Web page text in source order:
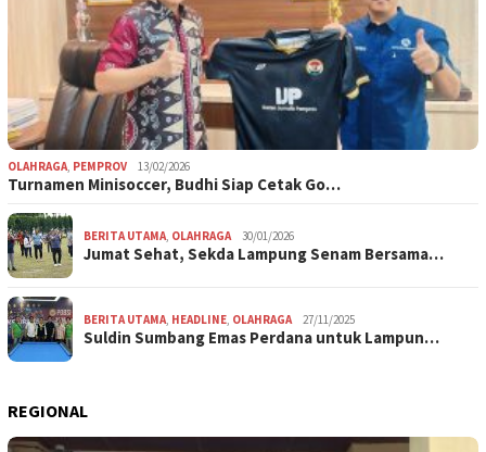
OLAHRAGA, PEMPROV 13/02/2026
Turnamen Minisoccer, Budhi Siap Cetak Go…
BERITA UTAMA, OLAHRAGA 30/01/2026
Jumat Sehat, Sekda Lampung Senam Bersama…
BERITA UTAMA, HEADLINE, OLAHRAGA 27/11/2025
Suldin Sumbang Emas Perdana untuk Lampun…
REGIONAL